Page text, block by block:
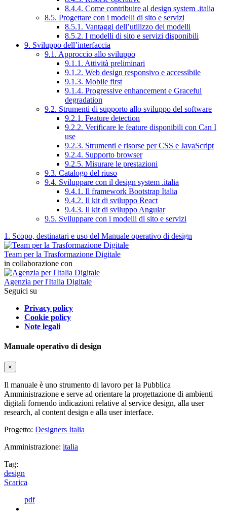
8.4.4. Come contribuire al design system .italia
8.5. Progettare con i modelli di sito e servizi
8.5.1. Vantaggi dell’utilizzo dei modelli
8.5.2. I modelli di sito e servizi disponibili
9. Sviluppo dell’interfaccia
9.1. Approccio allo sviluppo
9.1.1. Attività preliminari
9.1.2. Web design responsivo e accessibile
9.1.3. Mobile first
9.1.4. Progressive enhancement e Graceful
degradation
9.2. Strumenti di supporto allo sviluppo del software
9.2.1. Feature detection
9.2.2. Verificare le feature disponibili con Can I
use
9.2.3. Strumenti e risorse per CSS e JavaScript
9.2.4. Supporto browser
9.2.5. Misurare le prestazioni
9.3. Catalogo del riuso
9.4. Sviluppare con il design system .italia
9.4.1. Il framework Bootstrap Italia
9.4.2. Il kit di sviluppo React
9.4.3. Il kit di sviluppo Angular
9.5. Sviluppare con i modelli di sito e servizi
1. Scopo, destinatari e uso del Manuale operativo di design
Team per la Trasformazione Digitale
in collaborazione con
Agenzia per l'Italia Digitale
Seguici su
Privacy policy
Cookie policy
Note legali
Manuale operativo di design
×
Il manuale è uno strumento di lavoro per la Pubblica
Amministrazione e serve ad orientare la progettazione di ambienti
digitali fornendo indicazioni relative al service design, alla user
research, al content design e alla user interface.
Progetto: Designers Italia
Amministrazione: italia
Tag:
design
Scarica
pdf